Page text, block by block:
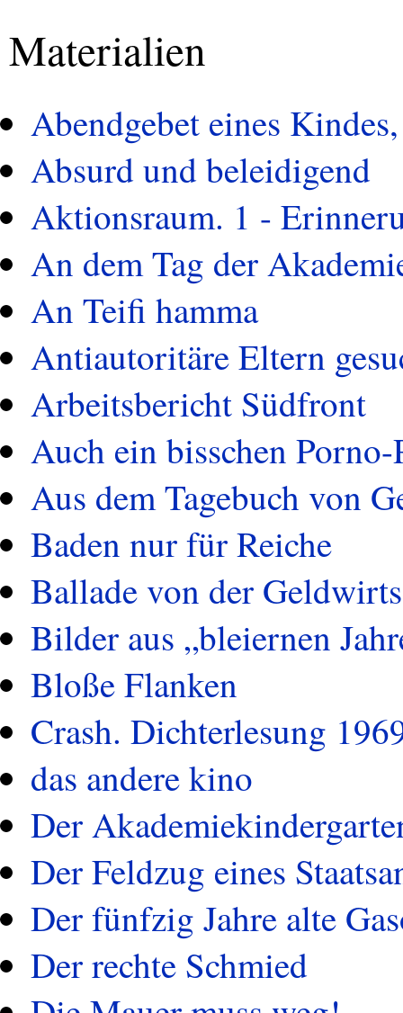
Materialien
Abendgebet eines
Absurd und beleidigend
Aktionsraum. 1 -
An dem Tag der
An Teifi hamma
Antiautoritäre Eltern
Arbeitsbericht Südfront
Auch ein bisschen Porno-
Aus dem Tagebuch von
Baden nur für Reiche
Ballade von der
Bilder aus „bleiernen
Bloße Flanken
Crash. Dichterlesung
das andere kino
Der
Der Feldzug eines
Der fünfzig Jahre alte
Der rechte Schmied